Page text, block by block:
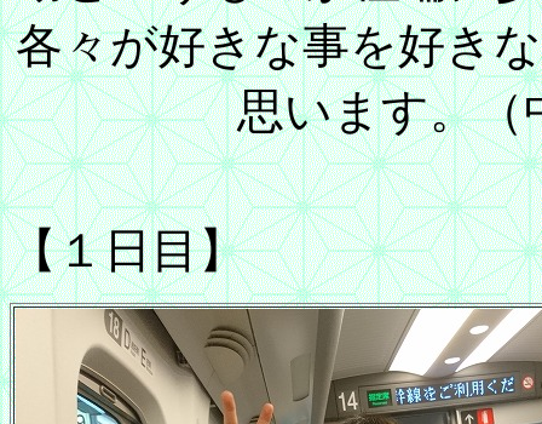
各々が好きな事を好き
思います。（
【１日目】